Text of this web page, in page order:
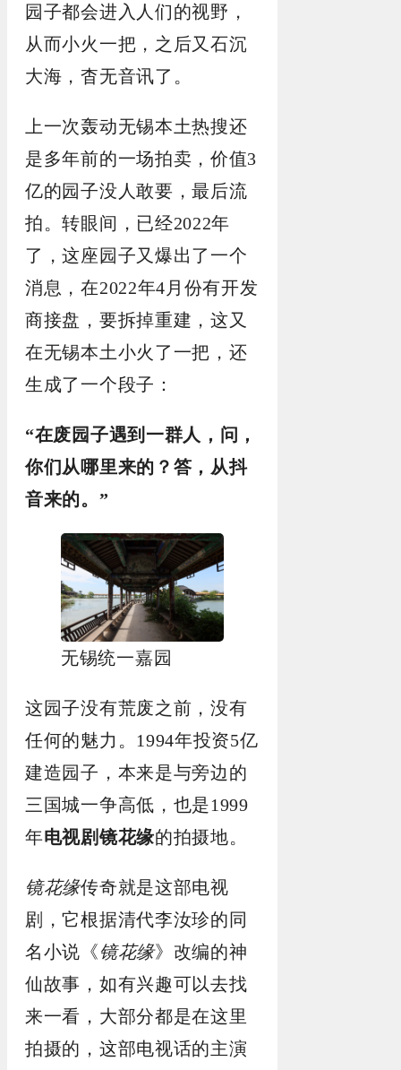
园子都会进入人们的视野，
从而小火一把，之后又石沉
大海，杳无音讯了。
上一次轰动无锡本土热搜还
是多年前的一场拍卖，价值3
亿的园子没人敢要，最后流
拍。转眼间，已经2022年
了，这座园子又爆出了一个
消息，在2022年4月份有开发
商接盘，要拆掉重建，这又
在无锡本土小火了一把，还
生成了一个段子：
“在废园子遇到一群人，问，
你们从哪里来的？答，从抖
音来的。”
无锡统一嘉园
这园子没有荒废之前，没有
任何的魅力。1994年投资5亿
建造园子，本来是与旁边的
三国城一争高低，也是1999
年电视剧镜花缘的拍摄地。
镜花缘传奇就是这部电视
剧，它根据清代李汝珍的同
名小说《镜花缘》改编的神
仙故事，如有兴趣可以去找
来一看，大部分都是在这里
拍摄的，这部电视话的主演